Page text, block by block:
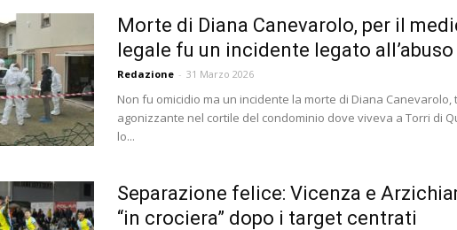
Morte di Diana Canevarolo, per il
legale fu un incidente legato all’abuso
Redazione - 31 Marzo 2026
Non fu omicidio ma un incidente la morte di Diana Canevarolo,
agonizzante nel cortile del condominio dove viveva a Torri di
lo...
Separazione felice: Vicenza e
“in crociera” dopo i target centrati